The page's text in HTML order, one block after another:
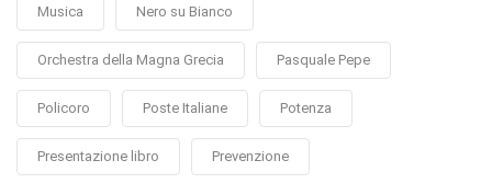
Musica Nero su Bianco
Orchestra della Magna Grecia Pasquale Pepe
Policoro Poste Italiane Potenza
Presentazione libro Prevenzione